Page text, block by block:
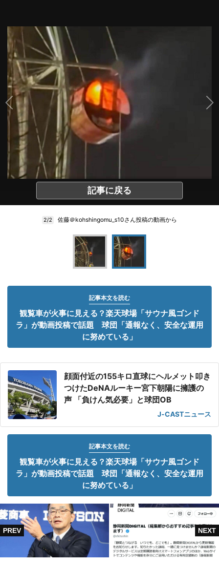
記事に戻る
2/2 佐藤＠kohshingomu_s10さん投稿の動画から
記事本文を読む
観覧車が火事に見える？楽天球場「サウナ風ゴンド
ラ」が動画投稿で話題 球団「通報なく、安全な運用
に努めている」
顔面付近の155キロ直球にヘルメット叩き
つけたDeNAルーキー宮下朝陽に擁護の
声 「負けん気必要」と球団OB
J-CASTニュース
記事本文を読む
観覧車が火事に見える？楽天球場「サウナ風ゴンド
ラ」が動画投稿で話題 球団「通報なく、安全な運用
に努めている」